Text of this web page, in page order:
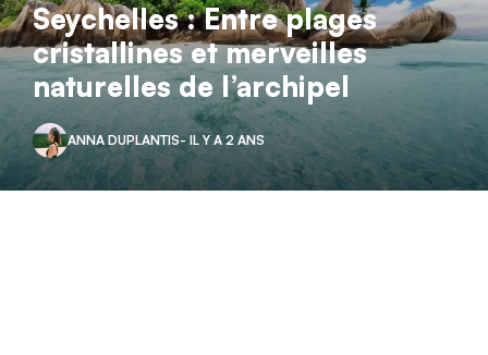
Seychelles : Entre plages
cristallines et merveilles
naturelles de l’archipel
ANNA DUPLANTIS- IL Y A 2 ANS